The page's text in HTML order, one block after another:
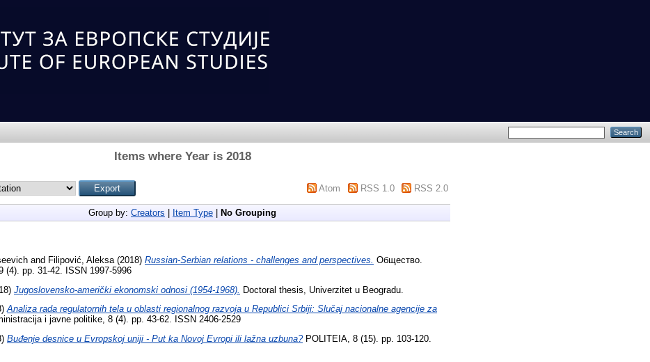
Items where Year is 2018
Atom RSS 1.0 RSS 2.0
Group by: Creators Item Type No Grouping
and Filipović, Aleksa (2018) Russian-Serbian relations - challenges and perspectives. Общество.
(4). pp. 31-42. ISSN 1997-5996
Jugoslovensko-američki ekonomski odnosi (1954-1968). Doctoral thesis, Univerzitet u Beogradu.
Analiza rada regulatornih tela u oblasti regionalnog razvoja u Republici Srbiji: Slučaj nacionalne agencije za
i javne politike, 8 (4). pp. 43-62. ISSN 2406-2529
Buđenje desnice u Evropskoj uniji - Put ka Novoj Evropi ili lažna uzbuna?POLITEIA, 8 (15). pp. 103-120.